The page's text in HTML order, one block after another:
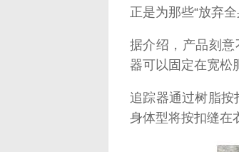
正是为那些“放弃
据介绍，产品刻意
器可以固定在宽松
追踪器通过树脂按
身体型将按扣缝在